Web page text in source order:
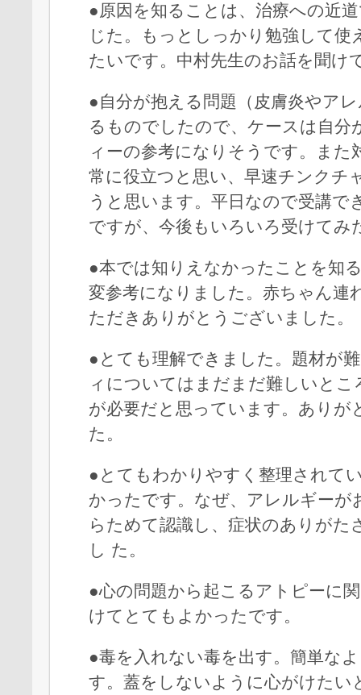
●原因を知ることは、治療への近
じた。もっとしっかり勉強して使
たいです。中村先生のお話を聞け
●自分が抱える問題（皮膚炎やア
るものでしたので、ケースは自分
ィーの参考になりそうです。また
常に役立つと思い、早速チンクチ
うと思います。平日なので受講で
ですが、今後もいろいろ受けてみ
●本では知りえなかったことを知
変参考になりました。赤ちゃん連
ただきありがとうございました。
●とても理解できました。題材が
ィについてはまだまだ難しいとこ
が必要だと思っています。ありが
た。
●とてもわかりやすく整理されて
かったです。なぜ、アレルギーが
らためて認識し、症状のありがた
し た。
●心の問題から起こるアトピーに
けてとてもよかったです。
●毒を入れない毒を出す。簡単な
す。蓋をしないように心がけたい